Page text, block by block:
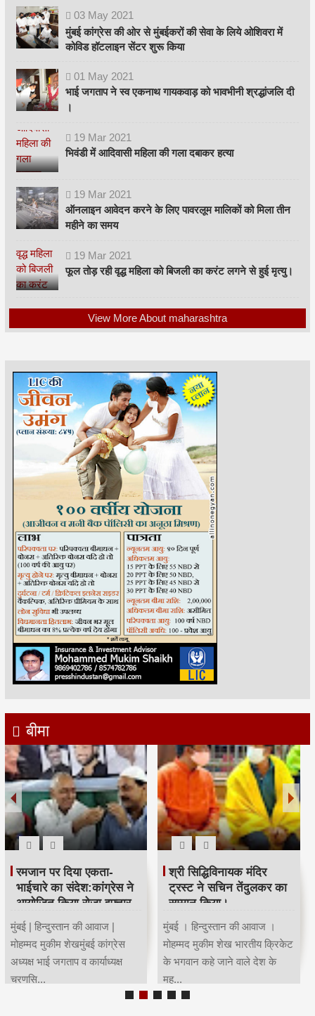
03 May 2021
मुंबई कांग्रेस की ओर से मुंबईकरों की सेवा के लिये ओशिवरा में
कोविड हॉटलाइन सेंटर शुरू किया
01 May 2021
भाई जगताप ने स्व एकनाथ गायकवाड़ को भावभीनी श्रद्धांजलि दी
।
19 Mar 2021
भिवंडी में आदिवासी महिला की गला दबाकर हत्या
19 Mar 2021
ऑनलाइन आवेदन करने के लिए पावरलूम मालिकों को मिला तीन
महीने का समय
19 Mar 2021
फूल तोड़ रही वृद्ध महिला को बिजली का करंट लगने से हुई मृत्यु।
View More About maharashtra
बीमा
रमजान पर दिया एकता-
भाईचारे का संदेश:कांग्रेस ने
आयोजित किया रोजा इफ्तार
मुंबई | हिन्दुस्तान की आवाज |
मोहम्मद मुकीम शेखमुंबई कांग्रेस
अध्यक्ष भाई जगताप व कार्याध्यक्ष
चरणसि...
श्री सिद्धिविनायक मंदिर
ट्रस्ट ने सचिन तेंदुलकर का
सम्मान किया।
मुंबई । हिन्दुस्तान की आवाज ।
मोहम्मद मुकीम शेख भारतीय क्रिकेट
के भगवान कहे जाने वाले देश के
मह...